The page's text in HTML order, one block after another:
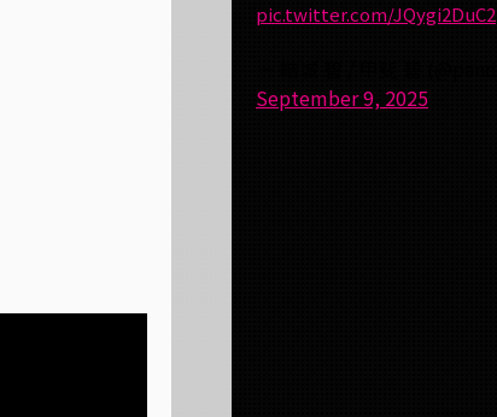
pic.twitter.com/JQygi2DuC2
September 9, 2025